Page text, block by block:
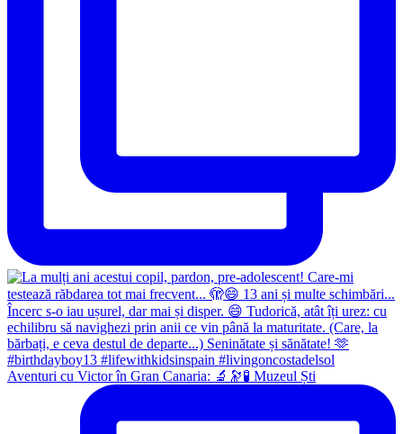
Aventuri cu Victor în Gran Canaria: 🔬🔭🧪 Muzeul Ști